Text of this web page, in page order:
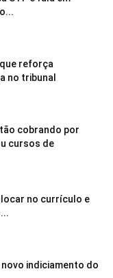
reforça
no tribunal
cobrando por
cursos de
no currículo e
indiciamento do